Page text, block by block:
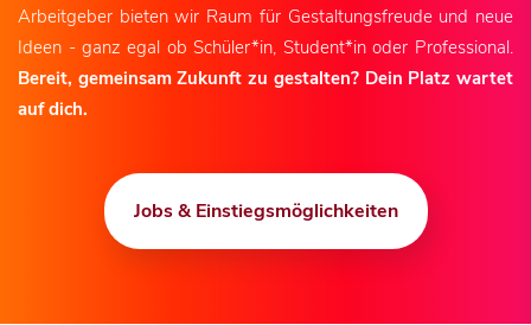
Arbeitgeber bieten wir Raum für Gestaltungsfreude und neue
Ideen - ganz egal ob Schüler*in, Student*in oder Professional.
Bereit, gemeinsam Zukunft zu gestalten? Dein Platz wartet
auf dich.
Jobs & Einstiegsmöglichkeiten